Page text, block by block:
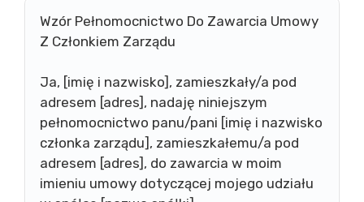
Wzór Pełnomocnictwo Do Zawarcia Umowy
Z Członkiem Zarządu
Ja, [imię i nazwisko], zamieszkały/a pod
adresem [adres], nadaję niniejszym
pełnomocnictwo panu/pani [imię i nazwisko
członka zarządu], zamieszkałemu/a pod
adresem [adres], do zawarcia w moim
imieniu umowy dotyczącej mojego udziału